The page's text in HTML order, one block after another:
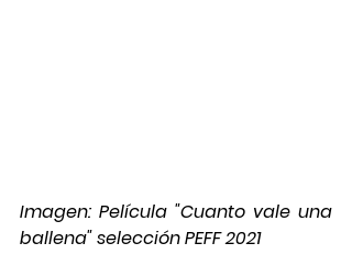
Imagen: Película "Cuanto vale una
ballena" selección PEFF 2021